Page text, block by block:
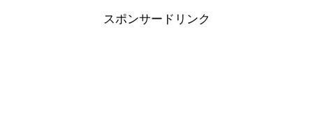
スポンサードリンク